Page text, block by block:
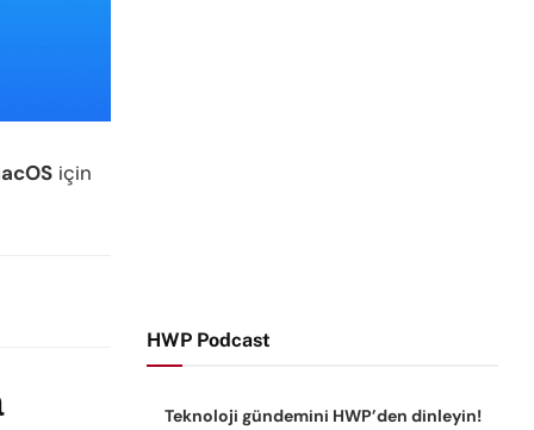
için
HWP Podcast
Teknoloji gündemini HWP’den dinleyin!